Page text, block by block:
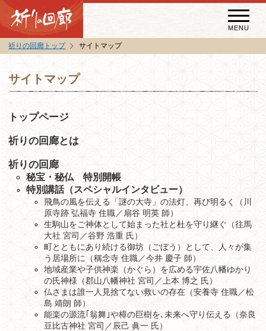
MENU
特別講話(スペシャルインタビュー)
祈りの回廊コラム
祈りの回廊トップ サイトマップ
サイトマップ
トップページ
祈りの回廊とは
祈りの回廊
秘宝・秘仏 特別開帳
特別講話（スペシャルインタビュー）
飛鳥の風を伝える「謎の大寺」の法灯、再び明るく（川
原寺跡 弘福寺 住職／扇谷 明英 師）
生駒山をご神体として始まった社と杜を守り継ぐ（往馬
大社 宮司／谷野 浩重 氏）
町とともにあり続ける御坊（ごぼう）として、人々が集
う居場所に（稱念寺 住職／今井 慶子 師）
地域産業や子供神楽（かぐら）を広める宇佐八幡ゆかり
の氏神様（郡山八幡神社 宮司／上本 博之 氏）
仏さまは誰一人見捨てない救いの存在（安養寺 住職／松
島 靖朗 師）
能楽の源流｢翁舞｣や樟の巨樹を､未来へ守り伝える（奈良
豆比古神社 宮司／辰己 眞一 氏）